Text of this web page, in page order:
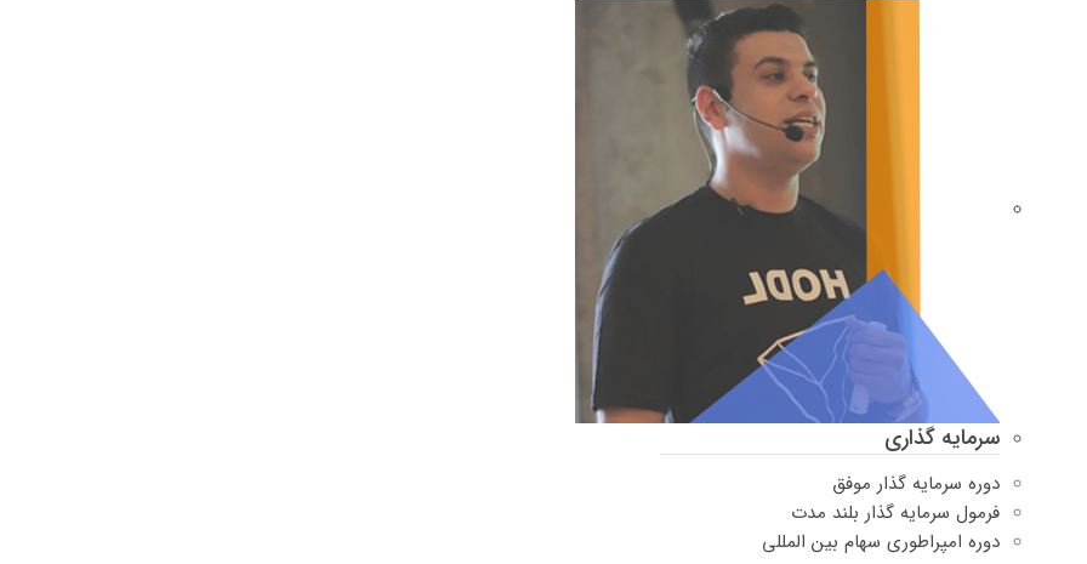
سرمایه گذاری
دوره سرمایه گذار موفق
فرمول سرمایه گذار بلند مدت
دوره امپراطوری سهام بین المللی